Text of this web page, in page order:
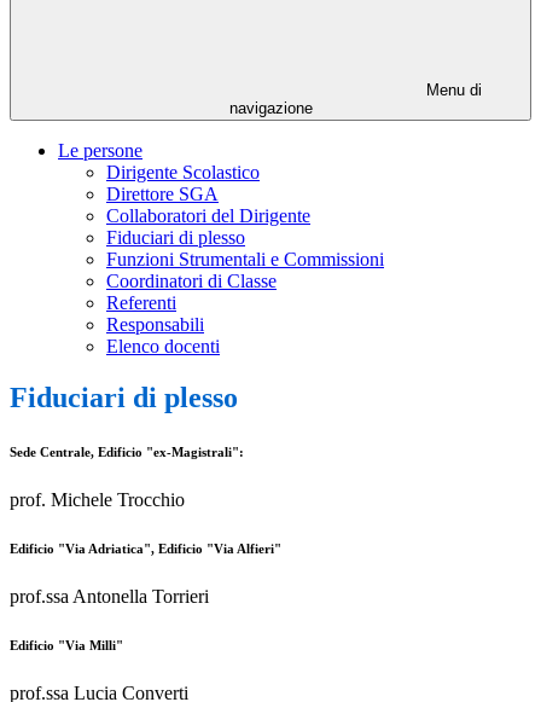
Menu di
navigazione
Le persone
Dirigente Scolastico
Direttore SGA
Collaboratori del Dirigente
Fiduciari di plesso
Funzioni Strumentali e Commissioni
Coordinatori di Classe
Referenti
Responsabili
Elenco docenti
Fiduciari di plesso
Sede Centrale, Edificio "ex-Magistrali":
prof. Michele Trocchio
Edificio "Via Adriatica", Edificio "Via Alfieri"
prof.ssa Antonella Torrieri
Edificio "Via Milli"
prof.ssa Lucia Converti